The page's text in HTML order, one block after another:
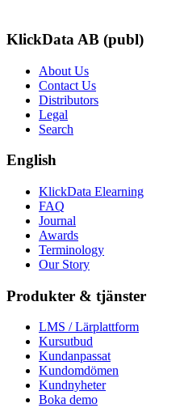
KlickData AB (publ)
About Us
Contact Us
Distributors
Legal
Search
English
KlickData Elearning
FAQ
Journal
Awards
Terminology
Our Story
Produkter & tjänster
LMS / Lärplattform
Kursutbud
Kundanpassat
Kundomdömen
Kundnyheter
Boka demo